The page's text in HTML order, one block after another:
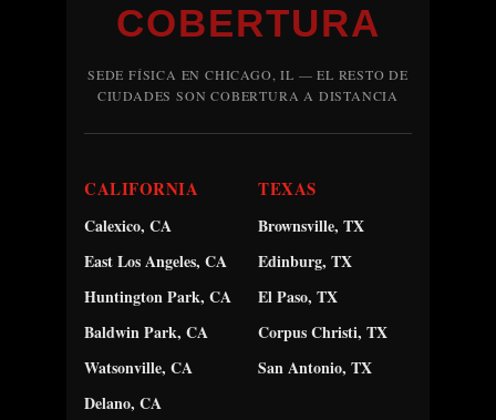
COBERTURA
SEDE FÍSICA EN CHICAGO, IL — EL RESTO DE
CIUDADES SON COBERTURA A DISTANCIA
CALIFORNIA
Calexico, CA
East Los Angeles, CA
Huntington Park, CA
Baldwin Park, CA
Watsonville, CA
Delano, CA
TEXAS
Brownsville, TX
Edinburg, TX
El Paso, TX
Corpus Christi, TX
San Antonio, TX